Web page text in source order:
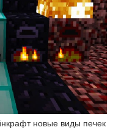
новые виды печек